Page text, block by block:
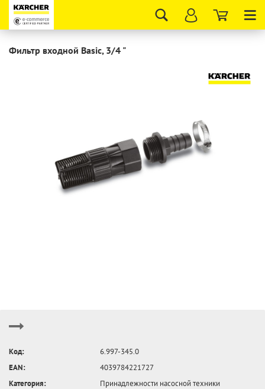
Фильтр входной Basic, 3/4 "
Код:
6.997-345.0
EAN:
4039784221727
Категория:
Принадлежности насосной техники